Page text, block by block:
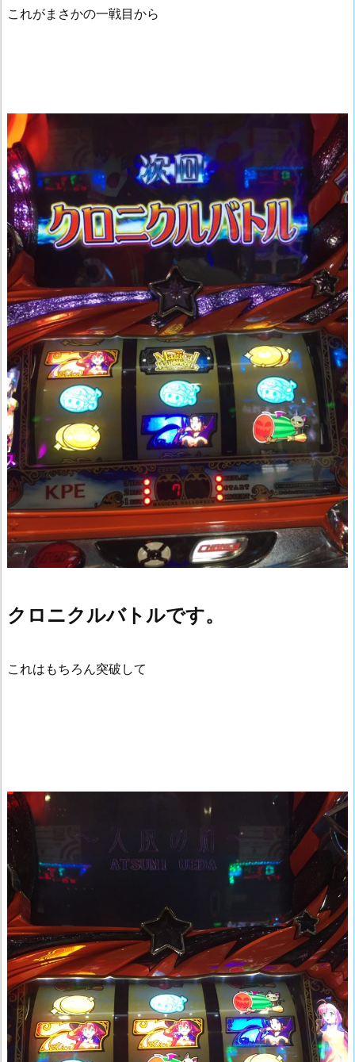
これがまさかの一戦目から
クロニクルバトルです。
これはもちろん突破して